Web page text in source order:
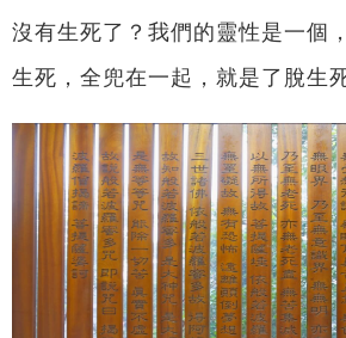
沒有生死了？我們的靈性是一個
生死，全兜在一起，就是了脫生死